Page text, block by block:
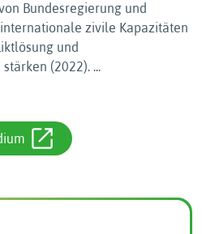
Bundesregierung und
zivile Kapazitäten
und
(2022). ...